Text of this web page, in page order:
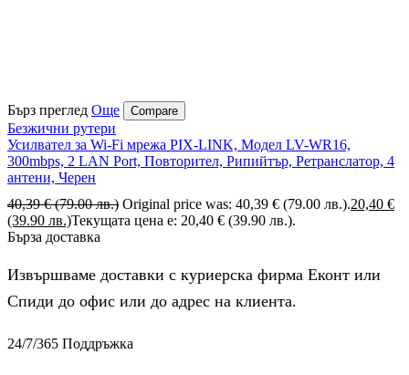
Бърз преглед Още Compare
Безжични рутери
Усилвател за Wi-Fi мрежа PIX-LINK, Модел LV-WR16,
300mbps, 2 LAN Port, Повторител, Рипийтър, Ретранслатор, 4
антени, Черен
40,39€ (79.00 лв.) Original price was: 40,39 € (79.00 лв.).20,40 €
(39.90 лв.)Текущата цена е: 20,40 € (39.90 лв.).
Бърза доставка
Извършваме доставки с куриерска фирма Еконт или
Спиди до офис или до адрес на клиента.
24/7/365 Поддръжка